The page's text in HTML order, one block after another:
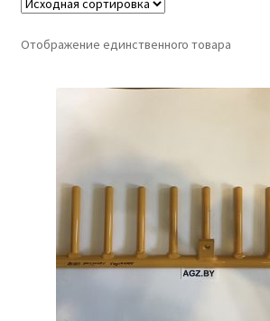
Отображение единственного товара